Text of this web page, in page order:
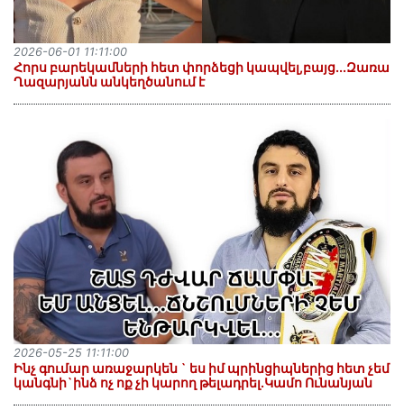
Հորս բարեկամների հետ փորձեցի կապվել,բայց...Զառա
Ղազարյանն անկեղծանում է
2026-06-01 11:11:00
Ինչ գումար առաջարկեն ` ես իմ պրինցիպներից հետ չեմ
կանգնի`ինձ ոչ ոք չի կարող թելադրել.Կամո Ունանյան
2026-05-25 11:11:00